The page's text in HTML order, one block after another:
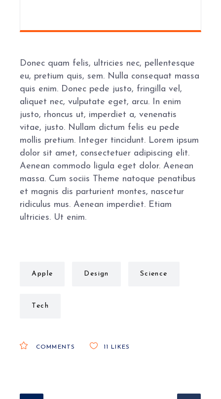
Donec quam felis, ultricies nec, pellentesque
eu, pretium quis, sem. Nulla consequat massa
quis enim. Donec pede justo, fringilla vel,
aliquet nec, vulputate eget, arcu. In enim
justo, rhoncus ut, imperdiet a, venenatis
vitae, justo. Nullam dictum felis eu pede
mollis pretium. Integer tincidunt. Lorem ipsum
dolor sit amet, consectetuer adipiscing elit.
Aenean commodo ligula eget dolor. Aenean
massa. Cum sociis Theme natoque penatibus
et magnis dis parturient montes, nascetur
ridiculus mus. Aenean imperdiet. Etiam
ultricies. Ut enim.
Apple Design Science
Tech
COMMENTS 11 LIKES